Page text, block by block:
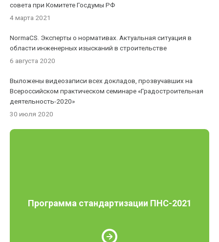
совета при Комитете Госдумы РФ
4 марта 2021
NormaCS. Эксперты о нормативах. Актуальная ситуация в
области инженерных изысканий в строительстве
6 августа 2020
Выложены видеозаписи всех докладов, прозвучавших на
Всероссийском практическом семинаре «Градостроительная
деятельность-2020»
30 июля 2020
Программа стандартизации ПНС-2021